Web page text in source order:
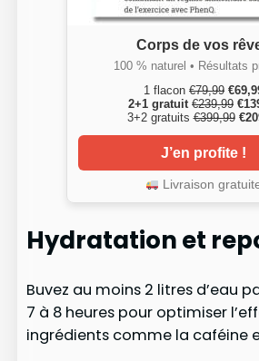
Corps de vos
100 % naturel • Résultats
1 flacon €79,99
2+1 gratuit €239,99
3+2 gratuits€399,99
J’en profite !
Livraison
Hydratation et
Buvez au moins 2 litres d’eau
7 à 8 heures pour optimiser
ingrédients comme la caféine